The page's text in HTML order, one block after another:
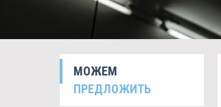
МОЖЕМ
ПРЕДЛОЖИТЬ